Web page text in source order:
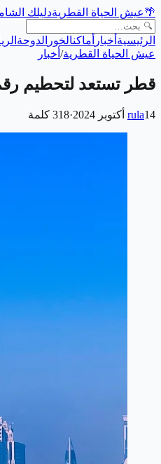
🌴عيش الحياة القطريةدليلك
الرئيسية أخبار أماكنالخور الدوحة
عيش الحياة القطرية/ أخبار
قطر تستعد لتحطيم رقم
rula14 أكتوبر 2024 ·
318 كلمة